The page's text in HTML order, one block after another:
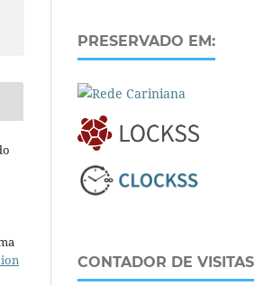
PRESERVADO EM:
CONTADOR DE VISITAS